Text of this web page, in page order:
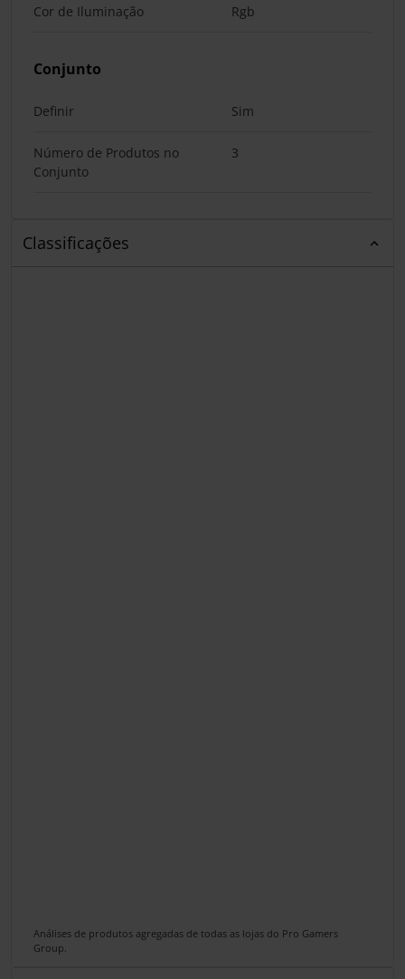
Cor de Iluminação Rgb
Conjunto
Definir Sim
Número de Produtos no
Conjunto
3
Classificações
Análises de produtos agregadas de todas as lojas do Pro Gamers
Group.